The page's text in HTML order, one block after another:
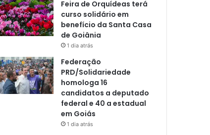
Feira de Orquídeas terá
curso solidário em
benefício da Santa Casa
de Goiânia
1 dia atrás
Federação
PRD/Solidariedade
homologa 16
candidatos a deputado
federal e 40 a estadual
em Goiás
1 dia atrás